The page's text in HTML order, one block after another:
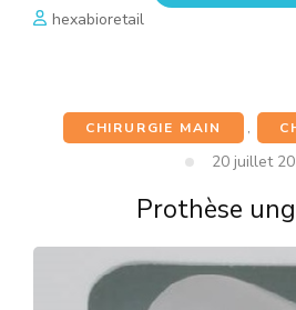
hexabioretail
CHIRURGIE MAIN ,
20 juillet
Prothèse